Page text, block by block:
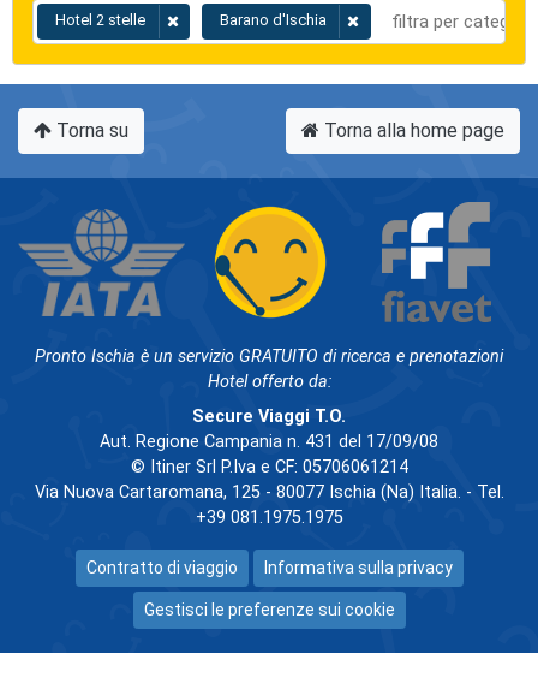
Hotel 2 stelle Barano d'Ischia
Torna su Torna alla home page
Pronto Ischia è un servizio GRATUITO di ricerca e prenotazioni
Hotel offerto da:
Secure Viaggi T.O.
Aut. Regione Campania n. 431 del 17/09/08
© Itiner Srl P.Iva e CF: 05706061214
Via Nuova Cartaromana, 125 - 80077 Ischia (Na) Italia. - Tel.
+39 081.1975.1975
Contratto di viaggio Informativa sulla privacy
Gestisci le preferenze sui cookie